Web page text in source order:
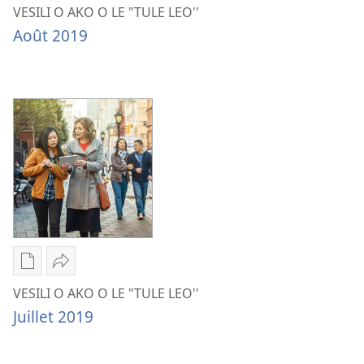
download
options
VESILI
O
LE
"TULE
LEO''
Août
2019
VESILI
O
AKO
"TULE
LEO''
Août
2019
VESILI O AKO O LE "TULE LEO''
Août 2019
Publication
download
options
VESILI
Share
VESILI
O
AKO
VESILI O AKO O LE "TULE LEO''
Juillet 2019